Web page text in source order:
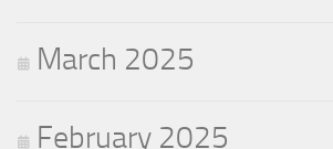
March 2025
February 2025